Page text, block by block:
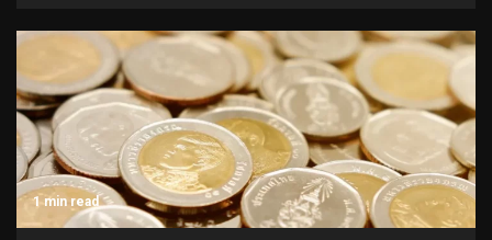
1 min read